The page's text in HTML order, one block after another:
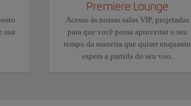
sua
Premiere Lounge
Acesso às nossas salas VIP, projetadas
para que você possa aproveitar o seu
tempo da maneira que quiser enquanto
espera a partida do seu voo.